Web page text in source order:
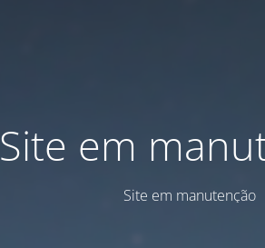
Site em
Site em manutenção